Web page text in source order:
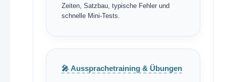
Zeiten, Satzbau, typische Fehler und
schnelle Mini-Tests.
🎤 Aussprachetraining & Übungen